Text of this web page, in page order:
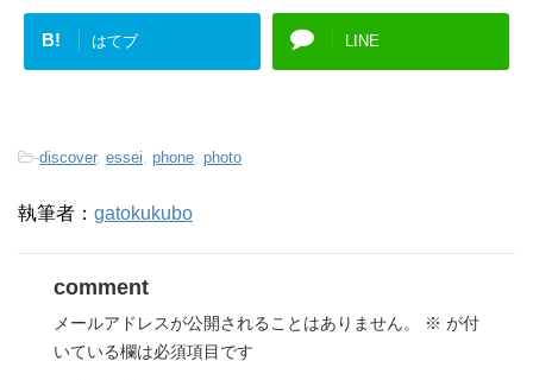
B! はてブ LINE
-discover, essei phone photo
執筆者： gatokukubo
comment
メールアドレスが公開されることはありません。 ※ が付
いている欄は必須項目です